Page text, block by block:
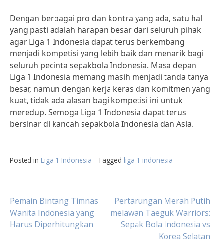
Dengan berbagai pro dan kontra yang ada, satu hal
yang pasti adalah harapan besar dari seluruh pihak
agar Liga 1 Indonesia dapat terus berkembang
menjadi kompetisi yang lebih baik dan menarik bagi
seluruh pecinta sepakbola Indonesia. Masa depan
Liga 1 Indonesia memang masih menjadi tanda tanya
besar, namun dengan kerja keras dan komitmen yang
kuat, tidak ada alasan bagi kompetisi ini untuk
meredup. Semoga Liga 1 Indonesia dapat terus
bersinar di kancah sepakbola Indonesia dan Asia.
Posted in Liga 1 Indonesia Tagged liga 1 indonesia
Post
navigation
Pemain Bintang Timnas
Wanita Indonesia yang
Harus Diperhitungkan
Pertarungan Merah Putih
melawan Taeguk Warriors:
Sepak Bola Indonesia vs
Korea Selatan